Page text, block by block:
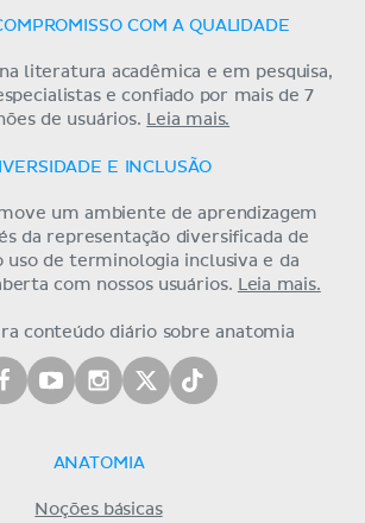
COM A QUALIDADE
literatura acadêmica e em pesquisa,
e confiado por mais de 7
de usuários. Leia mais.
E INCLUSÃO
um ambiente de aprendizagem
da representação diversificada de
uso de terminologia inclusiva e da
com nossos usuários. Leia mais.
conteúdo diário sobre anatomia
ANATOMIA
Noções básicas